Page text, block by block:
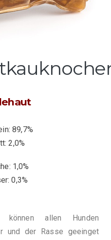
89,7%
2,0%
1,0%
0,3%
können allen Hunden
und der Rasse geeinget